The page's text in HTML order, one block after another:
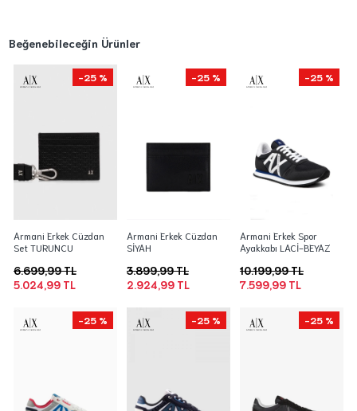
Beğenebileceğin Ürünler
-25 %
Armani Erkek Cüzdan
Set TURUNCU
5.024,99 TL
6.699,99 TL
-25 %
Armani Erkek Cüzdan
SİYAH
2.924,99 TL
3.899,99 TL
-25 %
Armani Erkek Spor
Ayakkabı LACİ-BEYAZ
7.599,99 TL
10.199,99 TL
-25 % -25 % -25 %